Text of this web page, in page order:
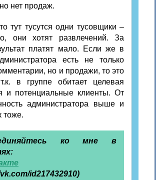
нет продаж.
тут тусутся одни тусовщики –
они хотят развлечений. За
платят мало. Если же в
есть не только
но и продажи, то это
в группе обитает целевая
и потенциальные клиенты. От
администратора выше и
тоже.
ко мне в
id217432910)